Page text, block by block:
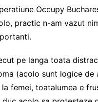
Occupy
practic n-am vazut
pe langa toata
(acolo sunt logice de
femei, toatalumea e